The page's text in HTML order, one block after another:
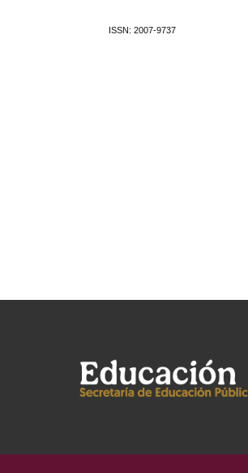
ISSN: 2007-9737